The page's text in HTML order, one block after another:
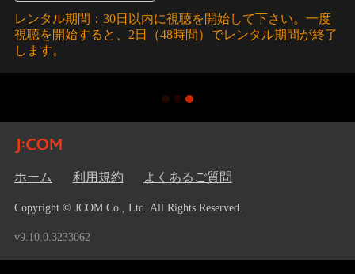
レンタル期間：30日以内に視聴を開始して下さい。一度
視聴を開始すると、2日（48時間）でレンタル期間が終了
します。
ホーム 利用規約 よくあるご質問
Copyright © JCOM Co., Ltd. All Rights Reserved.
v9.10.0.3233062